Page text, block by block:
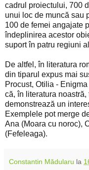
cadrul proiectului, 700
unui loc de muncă sau
100 de femei angajate
îndeplinirea acestor
suport în patru regiuni
De altfel, în literatura
din tiparul expus mai
Procust, Otilia -
că, în literatura
demonstrează un
Exemplele pot merge
Ana (Moara cu noroc),
(Fefeleaga).
Constantin Mădularu la